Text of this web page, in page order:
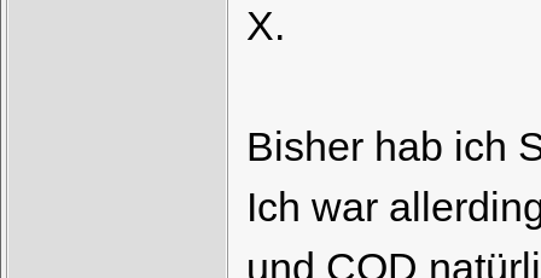
X.
Bisher hab ich
Ich war
und COD